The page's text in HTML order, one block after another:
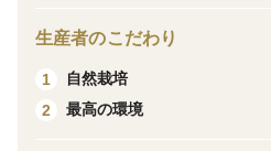
【クール便(冷蔵)】のページで
: : : : : : : : : : : : : : : : : : : : : : : : :
中〜大サイズ(2節200g以上)の
生産者のこだわり
1
自然栽培
2
最高の環境